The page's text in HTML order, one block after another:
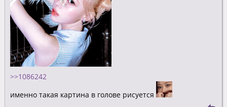
>>1086242
именно такая картина в голове рисуется